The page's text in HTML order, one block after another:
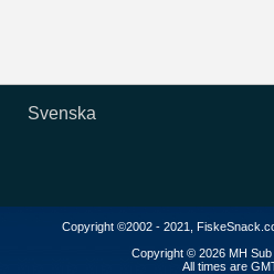
Svenska
Copyright ©2002 - 2021,
Copyright © 2026 MH Sub
All times are